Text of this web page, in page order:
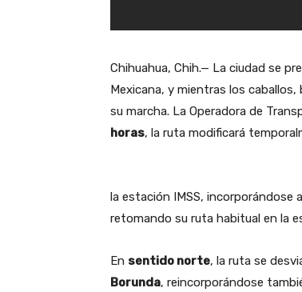
Chihuahua, Chih.— La ciudad se
Mexicana, y mientras los
su marcha. La Operadora de
horas, la ruta modificará
la estación IMSS, incorporándose a
retomando su ruta habitual en la
En sentido norte, la ruta se
Borunda, reincorporándose